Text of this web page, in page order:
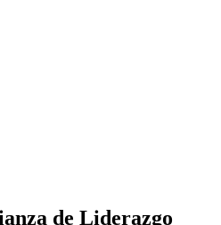
de Liderazgo